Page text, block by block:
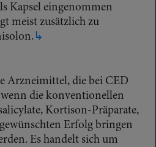
Kapsel eingenommen
meist zusätzlich zu
↳
Arzneimittel, die bei CED
die konventionellen
Kortison-Präparate,
Erfolg bringen
Es handelt sich um